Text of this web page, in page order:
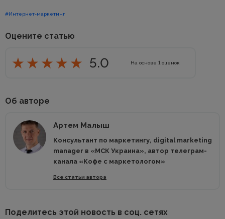
#Интернет-маркетинг
Оцените статью
5.0 На основе 1 оценок
Об авторе
Артем Малыш
Консультант по маркетингу, digital marketing
manager в «МСК Украина», автор телеграм-
канала «Кофе с маркетологом»
Все статьи автора
Поделитесь этой новость в соц. сетях